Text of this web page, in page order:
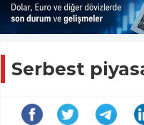
Serbest